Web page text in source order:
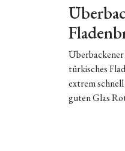
Überbackener
türkisches
extrem
guten Glas